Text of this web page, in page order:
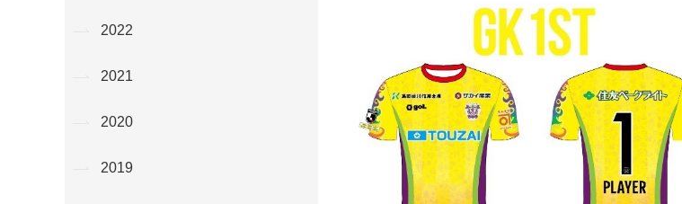
2022
2021
2020
2019